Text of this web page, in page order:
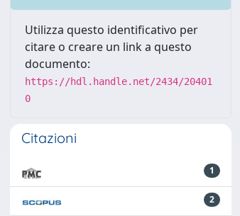
Utilizza questo identificativo per
citare o creare un link a questo
documento:
https://hdl.handle.net/2434/20401
0
Citazioni
1
2